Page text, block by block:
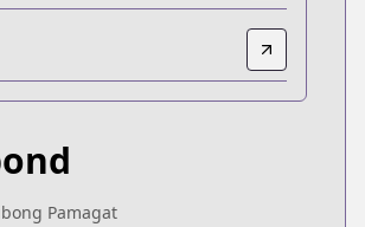
planet.com/manga/vagabond
planet.com/manga/http://
Pamagat